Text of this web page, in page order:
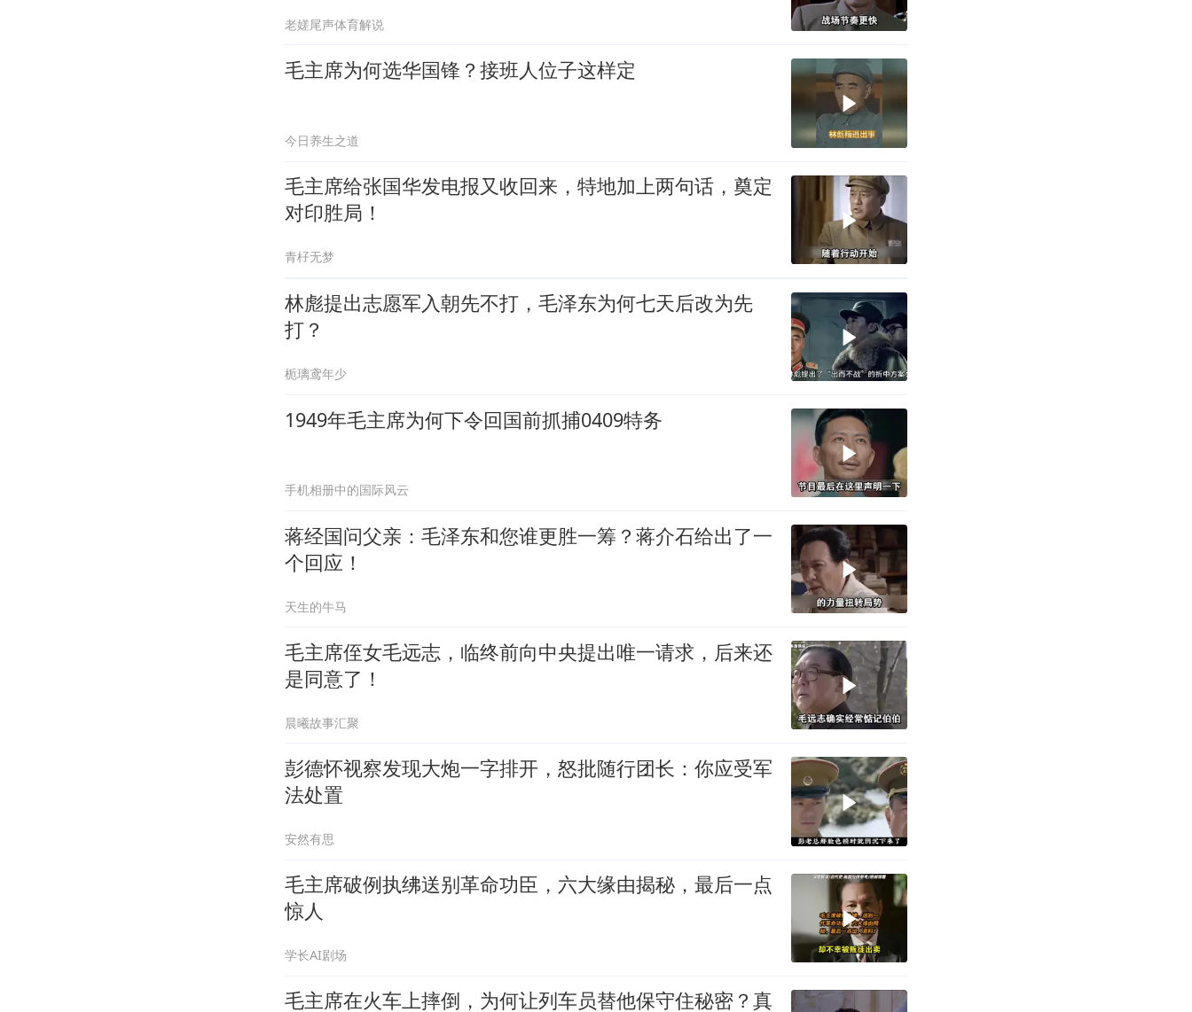
老嫅尾声体育解说
毛主席为何选华国锋？接班人位子这样定
今日养生之道
毛主席给张国华发电报又收回来，特地加上两句话，奠定
对印胜局！
青杍无梦
林彪提出志愿军入朝先不打，毛泽东为何七天后改为先
打？
栀璃鸢年少
1949年毛主席为何下令回国前抓捕0409特务
手机相册中的国际风云
蒋经国问父亲：毛泽东和您谁更胜一筹？蒋介石给出了一
个回应！
天生的牛马
毛主席侄女毛远志，临终前向中央提出唯一请求，后来还
是同意了！
晨曦故事汇聚
彭德怀视察发现大炮一字排开，怒批随行团长：你应受军
法处置
安然有思
毛主席破例执绋送别革命功臣，六大缘由揭秘，最后一点
惊人
学长AI剧场
毛主席在火车上摔倒，为何让列车员替他保守住秘密？真